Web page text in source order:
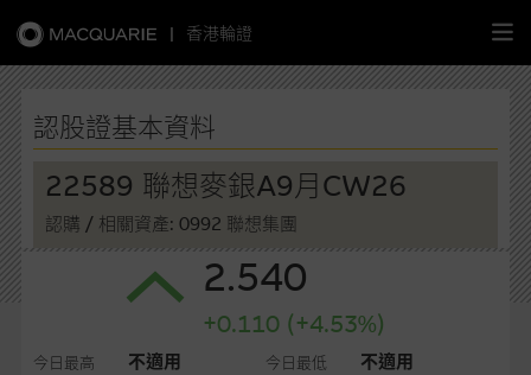
| 香港輪證
主頁
牛熊證
認股證基本資料
22589 聯想麥銀A9月CW26
認購 / 相關資產: 0992 聯想集團
2.540
+0.110 (+4.53%)
今日最高 不適用 今日最低 不適用